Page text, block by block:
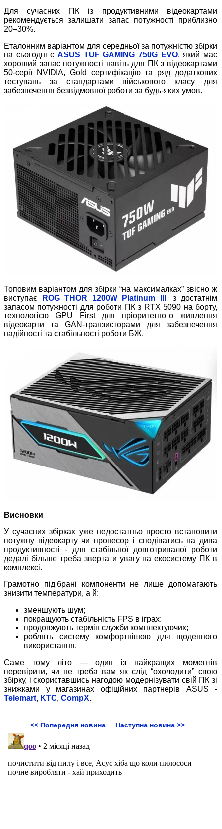
Для сучасних ПК із продуктивними відеокартами
рекомендується залишати запас потужності приблизно
20–30%.
Еталонним варіантом для середньої за потужністю збірки
на сьогодні єASUS TUF GAMING 750G EVO, який має
хороший запас потужності навіть для ПК з відеокартами
50-серії NVIDIA, Gold сертифікацію та ряд додаткових
тестувань за стандартами військового класу для
забезпечення безвідмовної роботи за будь-яких умов.
Топовим варіантом для збірки “на максималках” звісно ж
виступає
ROG THOR 1200W Platinum
, з достатнім
запасом потужності для роботи ПК з RTX 5090 на борту,
технологією GPU First для пріоритетного живлення
відеокарти та GAN-транзисторами для забезпечення
надійності та стабільності роботи БЖ.
Висновки
У сучасних збірках уже недостатньо просто встановити
потужну відеокарту чи процесор і сподіватись на дива
продуктивності - для стабільної довготривалої роботи
дедалі більше треба звертати увагу на екосистему ПК в
комплексі.
Грамотно підібрані компоненти не лише допомагають
знизити температури, а й:
зменшують шум;
покращують стабільність FPS в іграх;
продовжують термін служби комплектуючих;
роблять систему комфортнішою для щоденного
використання.
Саме тому літо — один із найкращих моментів
перевірити, чи не треба вам як слід “охолодити” свою
збірку, і скориставшись нагодою модернізувати свій ПК зі
знижками у магазинах офіційних партнерів ASUS -
Telemart, KTC, CompX.
<< Попередня новина Наступна новина >>